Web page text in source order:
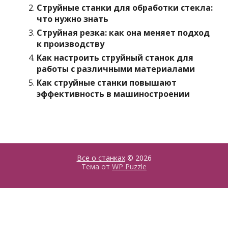
Струйные станки для обработки стекла:
что нужно знать
Струйная резка: как она меняет подход
к производству
Как настроить струйный станок для
работы с различными материалами
Как струйные станки повышают
эффективность в машиностроении
Все о станках© 2026
Тема от WP Puzzle